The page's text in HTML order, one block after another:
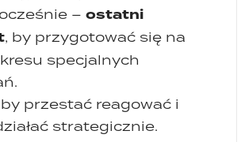
– ostatni
, by przygotować się na
specjalnych
by przestać reagować i
strategicznie.